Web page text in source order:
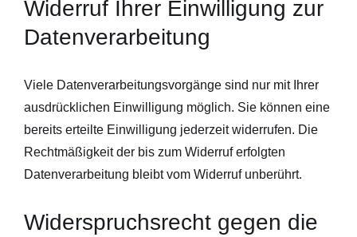
Widerruf Ihrer Einwilligung zur
Datenverarbeitung
Viele Datenverarbeitungsvorgänge sind nur mit Ihrer
ausdrücklichen Einwilligung möglich. Sie können eine
bereits erteilte Einwilligung jederzeit widerrufen. Die
Rechtmäßigkeit der bis zum Widerruf erfolgten
Datenverarbeitung bleibt vom Widerruf unberührt.
Widerspruchsrecht gegen die